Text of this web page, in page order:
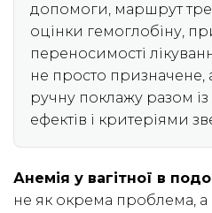
допомоги, маршрут
оцінки гемоглобіну,
переносимості
не просто призначене,
ручну поклажу разом
ефектів і критеріями
Анемія у вагітної в
не як окрема проблема, а